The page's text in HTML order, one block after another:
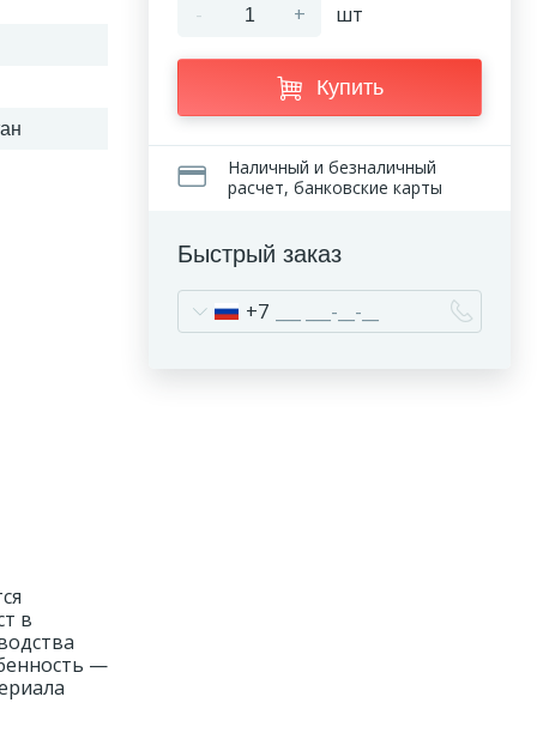
в
—
- + шт
Купить
Наличный и безналичный
расчет, банковские карты
Быстрый заказ
+7